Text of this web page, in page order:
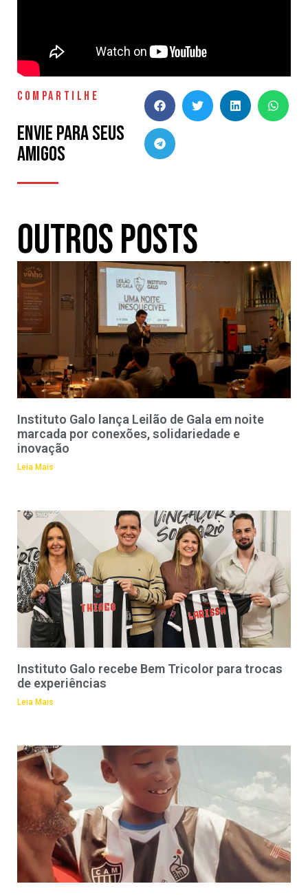
COMPARTILHE
Envie para seus
amigos
Outros Posts
Instituto Galo lança Leilão de Gala em noite
marcada por conexões, solidariedade e
inovação
Leia Mais
Instituto Galo recebe Bem Tricolor para trocas
de experiências
Leia Mais